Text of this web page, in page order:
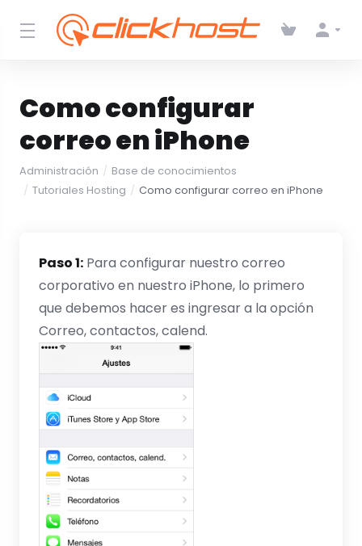
Como configurar
correo en iPhone
Administración
Base de conocimientos
Tutoriales Hosting
Como configurar correo en iPhone
Paso 1: Para configurar nuestro correo
corporativo en nuestro iPhone, lo primero
que debemos hacer es ingresar a la opción
Correo, contactos, calend.